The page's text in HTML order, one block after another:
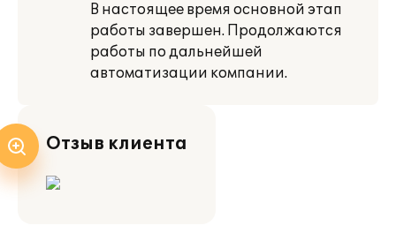
В настоящее время основной этап
работы завершен. Продолжаются
работы по дальнейшей
автоматизации компании.
Отзыв клиента